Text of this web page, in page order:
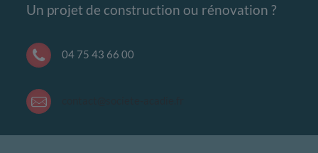
Un projet de construction ou rénovation ?
04 75 43 66 00